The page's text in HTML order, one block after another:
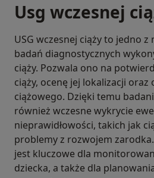
Usg wczesnej
USG wczesnej ciąży to jedno z
badań diagnostycznych
ciąży. Pozwala ono na
ciąży, ocenę jej lokalizacji
ciążowego. Dzięki temu
również wczesne wykrycie
nieprawidłowości, takich jak
problemy z rozwojem
jest kluczowe dla
dziecka, a także dla